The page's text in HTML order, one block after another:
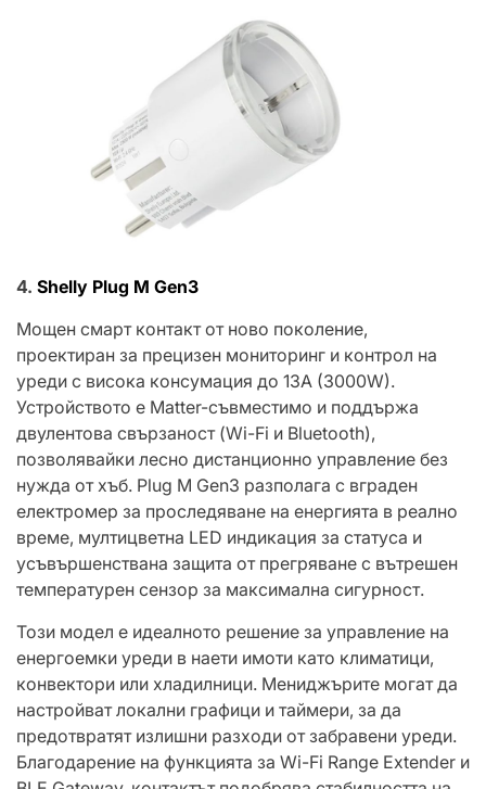
4. Shelly Plug М Gen3
Мощен смарт контакт от ново поколение,
проектиран за прецизен мониторинг и контрол на
уреди с висока консумация до 13A (3000W).
Устройството е Matter-съвместимо и поддържа
двулентова свързаност (Wi-Fi и Bluetooth),
позволявайки лесно дистанционно управление без
нужда от хъб. Plug M Gen3 разполага с вграден
електромер за проследяване на енергията в реално
време, мултицветна LED индикация за статуса и
усъвършенствана защита от прегряване с вътрешен
температурен сензор за максимална сигурност.
Този модел е идеалното решение за управление на
енергоемки уреди в наети имоти като климатици,
конвектори или хладилници. Мениджърите могат да
настройват локални графици и таймери, за да
предотвратят излишни разходи от забравени уреди.
Благодарение на функцията за Wi-Fi Range Extender и